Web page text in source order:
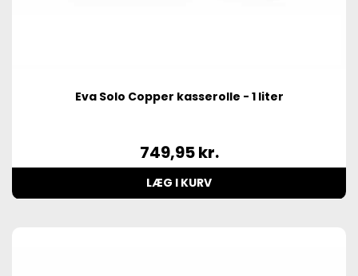
Eva Solo Copper kasserolle - 1 liter
749,95kr.
LÆG I KURV